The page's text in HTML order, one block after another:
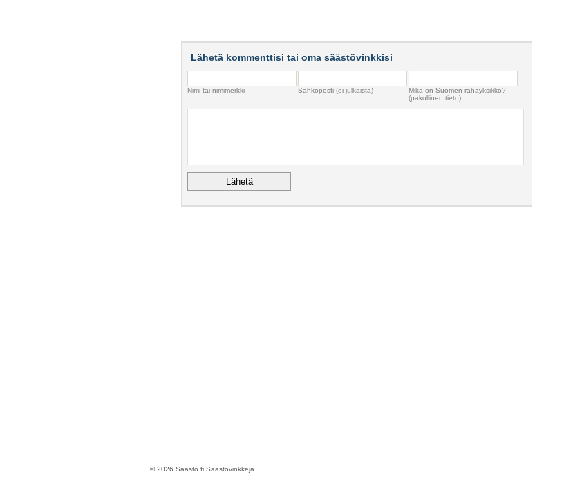
Lähetä kommenttisi tai oma säästövinkkisi
Nimi tai nimimerkki Sähköposti (ei julkaista)
Mikä on Suomen rahayksikkö?
(pakollinen tieto)
© 2026 Saasto.fi Säästövinkkejä